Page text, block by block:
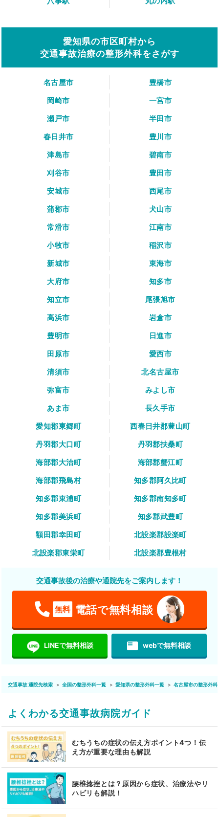
愛知県の市区町村から
交通事故治療の整形外科をさがす
名古屋市
豊橋市
岡崎市
一宮市
瀬戸市
半田市
春日井市
豊川市
津島市
碧南市
刈谷市
豊田市
安城市
西尾市
蒲郡市
犬山市
常滑市
江南市
小牧市
稲沢市
新城市
東海市
大府市
知多市
知立市
尾張旭市
高浜市
岩倉市
豊明市
日進市
田原市
愛西市
清須市
北名古屋市
弥富市
みよし市
あま市
長久手市
愛知郡東郷町
西春日井郡豊山町
丹羽郡大口町
丹羽郡扶桑町
海部郡大治町
海部郡蟹江町
海部郡飛島村
知多郡阿久比町
知多郡東浦町
知多郡南知多町
知多郡美浜町
知多郡武豊町
額田郡幸田町
北設楽郡設楽町
北設楽郡東栄町
北設楽郡豊根村
交通事故後の治療や通院先をご案内します！
無料 電話で無料相談
LINEで無料相談 featured_play_list webで無料相談
交通事故 通院先検索 全国の整形外科一覧 愛知県の整形外科一覧 名古屋市の整形外科
よくわかる交通事故病院ガイド
むちうちの症状の伝え方ポイント4つ！伝
え方が重要な理由も解説
腰椎捻挫とは？原因から症状、治療法やリ
ハビリも解説！